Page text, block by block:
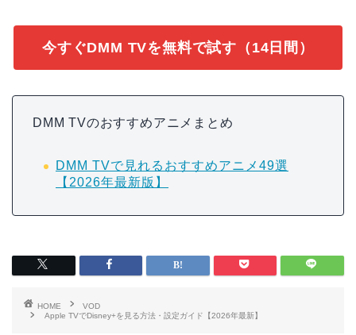
今すぐDMM TVを無料で試す（14日間）
DMM TVのおすすめアニメまとめ
DMM TVで見れるおすすめアニメ49選
【2026年最新版】
HOME
VOD
Apple TVでDisney+を見る方法・設定ガイド【2026年最新】